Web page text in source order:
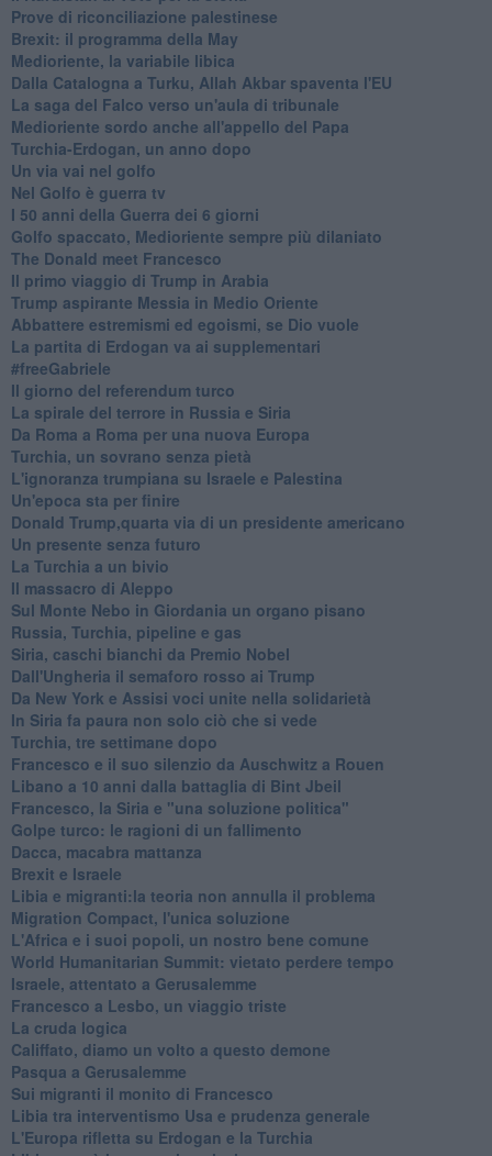
Prove di riconciliazione palestinese
Brexit: il programma della May
Medioriente, la variabile libica
Dalla Catalogna a Turku, Allah Akbar spaventa l'EU
La saga del Falco verso un'aula di tribunale
Medioriente sordo anche all'appello del Papa
Turchia-Erdogan, un anno dopo
Un via vai nel golfo
Nel Golfo è guerra tv
I 50 anni della Guerra dei 6 giorni
Golfo spaccato, Medioriente sempre più dilaniato
The Donald meet Francesco
Il primo viaggio di Trump in Arabia
Trump aspirante Messia in Medio Oriente
Abbattere estremismi ed egoismi, se Dio vuole
La partita di Erdogan va ai supplementari
#freeGabriele
Il giorno del referendum turco
La spirale del terrore in Russia e Siria
Da Roma a Roma per una nuova Europa
Turchia, un sovrano senza pietà
L'ignoranza trumpiana su Israele e Palestina
Un'epoca sta per finire
Donald Trump,quarta via di un presidente americano
Un presente senza futuro
La Turchia a un bivio
Il massacro di Aleppo
Sul Monte Nebo in Giordania un organo pisano
Russia, Turchia, pipeline e gas
Siria, caschi bianchi da Premio Nobel
Dall'Ungheria il semaforo rosso ai Trump
Da New York e Assisi voci unite nella solidarietà
In Siria fa paura non solo ciò che si vede
Turchia, tre settimane dopo
Francesco e il suo silenzio da Auschwitz a Rouen
Libano a 10 anni dalla battaglia di Bint Jbeil
Francesco, la Siria e "una soluzione politica"
Golpe turco: le ragioni di un fallimento
Dacca, macabra mattanza
Brexit e Israele
Libia e migranti:la teoria non annulla il problema
Migration Compact, l'unica soluzione
L'Africa e i suoi popoli, un nostro bene comune
World Humanitarian Summit: vietato perdere tempo
Israele, attentato a Gerusalemme
Francesco a Lesbo, un viaggio triste
La cruda logica
Califfato, diamo un volto a questo demone
Pasqua a Gerusalemme
Sui migranti il monito di Francesco
Libia tra interventismo Usa e prudenza generale
L'Europa rifletta su Erdogan e la Turchia